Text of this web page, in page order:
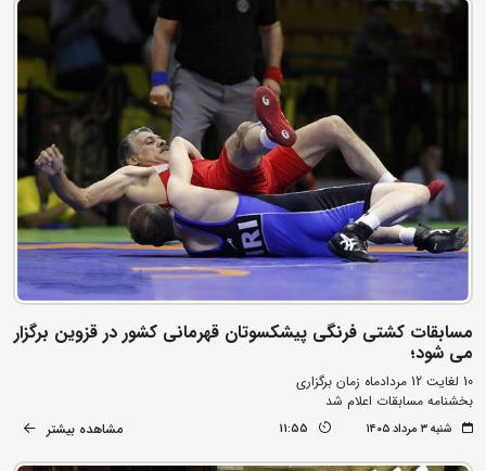
مسابقات کشتی فرنگی پیشکسوتان قهرمانی کشور در قزوین برگزار
می شود؛
10 لغایت 12 مردادماه زمان برگزاری
بخشنامه مسابقات اعلام شد
شنبه ۳ مرداد ۱۴۰۵ 11:55 مشاهده بیشتر